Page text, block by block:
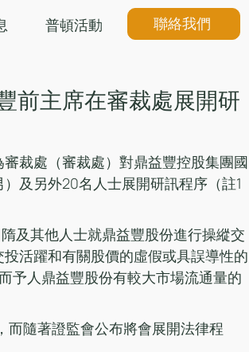
普頓活動 聯絡我們
前主席在審裁處展開研
裁處（審裁處）對鼎益豐控股集團國
及另外20名人士展開研訊程序（註1
及其他人士就鼎益豐股份進行操縱交
活躍和有關股價的虛假或具誤導性的
予人鼎益豐股份有較大市場流通量的
而隨著證監會公布將會展開法律程